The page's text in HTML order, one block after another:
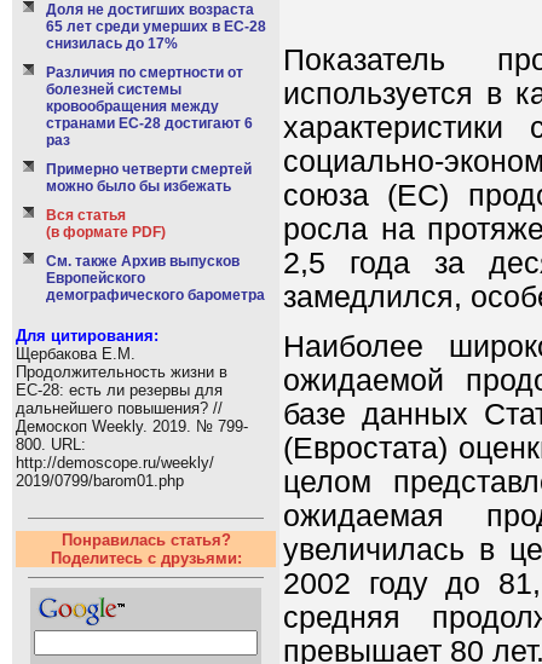
Доля не достигших возраста
65 лет среди умерших в ЕС-28
снизилась до 17%
Различия по смертности от
болезней системы
кровообращения между
странами ЕС-28 достигают 6
раз
Примерно четверти смертей
можно было бы избежать
Вся статья
(в формате PDF)
См. также Архив выпусков
Европейского
демографического барометра
Для цитирования:
Щербакова Е.М.
Продолжительность жизни в
ЕС-28: есть ли резервы для
дальнейшего повышения? //
Демоскоп Weekly. 2019. № 799-
800. URL:
http://demoscope.ru/weekly/
2019/0799/barom01.php
Понравилась статья?
Поделитесь с друзьями:
Показатель
используется в
социально-
союза (ЕС)
росла на
2,5 года за
замедлился,
Наиболее
ожидаемой
базе данных
(Евростата)
целом
ожидаемая
увеличилась в
2002 году до
средняя
превышает 80